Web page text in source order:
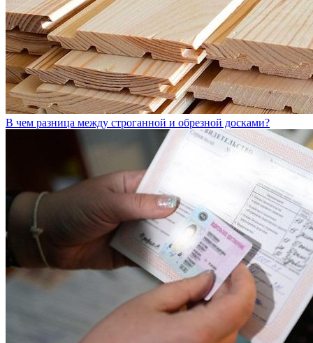
В чем разница между строганной и обрезной досками?